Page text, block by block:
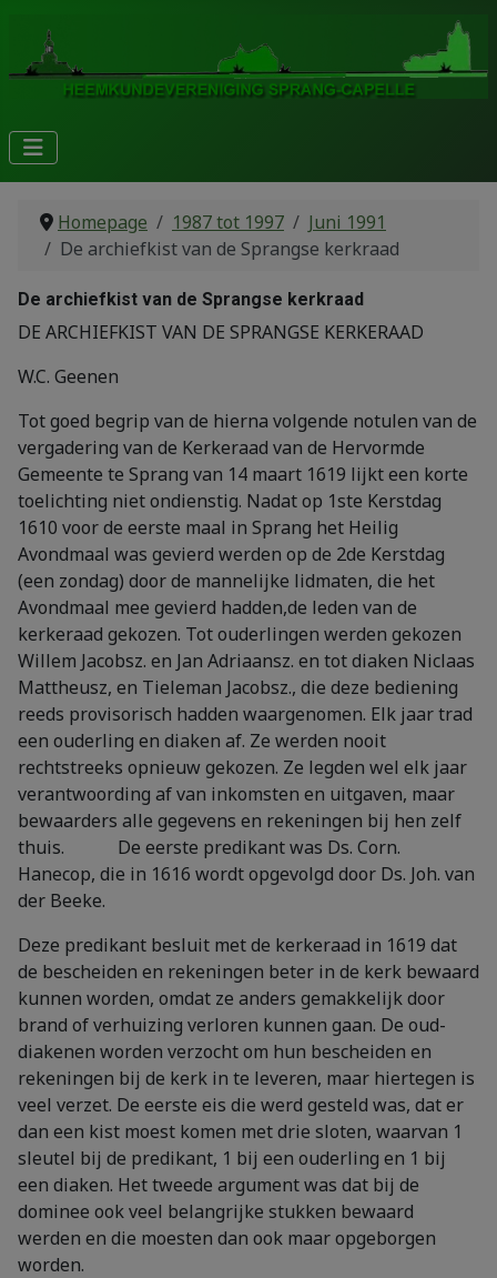
Homepage 1987 tot 1997
Juni 1991
De archiefkist van de Sprangse kerkraad
De archiefkist van de Sprangse kerkraad
DE ARCHIEFKIST VAN DE SPRANGSE KERKERAAD
W.C. Geenen
Tot goed begrip van de hierna volgende notulen van de
vergadering van de Kerkeraad van de Hervormde
Gemeente te Sprang van 14 maart 1619 lijkt een korte
toelichting niet ondienstig. Nadat op 1ste Kerstdag
1610 voor de eerste maal in Sprang het Heilig
Avondmaal was gevierd werden op de 2de Kerstdag
(een zondag) door de mannelijke lidmaten, die het
Avondmaal mee gevierd hadden,de leden van de
kerkeraad gekozen. Tot ouderlingen werden gekozen
Willem Jacobsz. en Jan Adriaansz. en tot diaken Niclaas
Mattheusz, en Tieleman Jacobsz., die deze bediening
reeds provisorisch hadden waargenomen. Elk jaar trad
een ouderling en diaken af. Ze werden nooit
rechtstreeks opnieuw gekozen. Ze legden wel elk jaar
verantwoording af van inkomsten en uitgaven, maar
bewaarders alle gegevens en rekeningen bij hen zelf
thuis. De eerste predikant was Ds. Corn.
Hanecop, die in 1616 wordt opgevolgd door Ds. Joh. van
der Beeke.
Deze predikant besluit met de kerkeraad in 1619 dat
de bescheiden en rekeningen beter in de kerk bewaard
kunnen worden, omdat ze anders gemakkelijk door
brand of verhuizing verloren kunnen gaan. De oud-
diakenen worden verzocht om hun bescheiden en
rekeningen bij de kerk in te leveren, maar hiertegen is
veel verzet. De eerste eis die werd gesteld was, dat er
dan een kist moest komen met drie sloten, waarvan 1
sleutel bij de predikant, 1 bij een ouderling en 1 bij
een diaken. Het tweede argument was dat bij de
dominee ook veel belangrijke stukken bewaard
werden en die moesten dan ook maar opgeborgen
worden.